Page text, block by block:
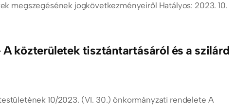
megszegésének jogkövetkezményeiről Hatályos: 2023. 10.
közterületek tisztántartásáról és a szilárd
10/2023. (VI. 30.) önkormányzati rendelete A